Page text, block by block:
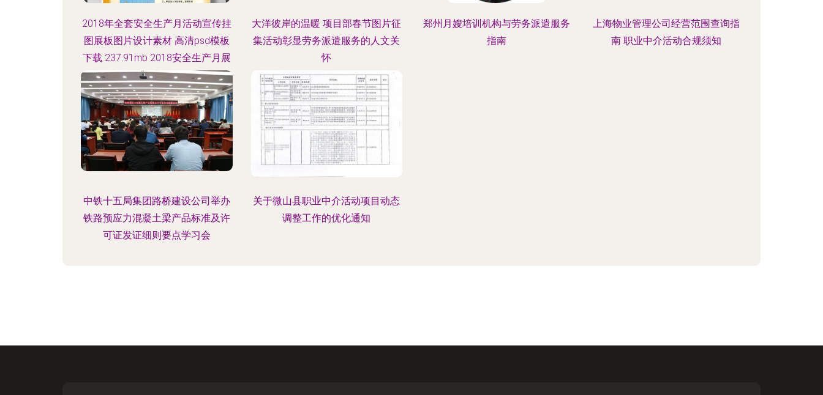
2018年全套安全生产月活动宣传挂
图展板图片设计素材 高清psd模板
下载 237.91mb 2018安全生产月展
板大全
大洋彼岸的温暖 项目部春节图片征
集活动彰显劳务派遣服务的人文关
怀
郑州月嫂培训机构与劳务派遣服务
指南
上海物业管理公司经营范围查询指
南 职业中介活动合规须知
中铁十五局集团路桥建设公司举办
铁路预应力混凝土梁产品标准及许
可证发证细则要点学习会
关于微山县职业中介活动项目动态
调整工作的优化通知